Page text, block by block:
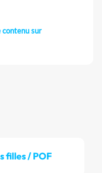
contenu sur
filles / POF